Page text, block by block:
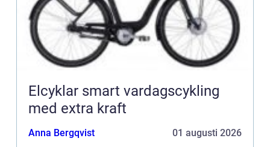
Elcyklar smart vardagscykling
med extra kraft
Anna Bergqvist 01 augusti 2026